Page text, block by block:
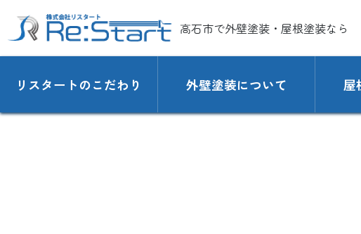
高石市で外壁塗装・屋根塗装なら
リスタートのこだわり 外壁塗装について 屋